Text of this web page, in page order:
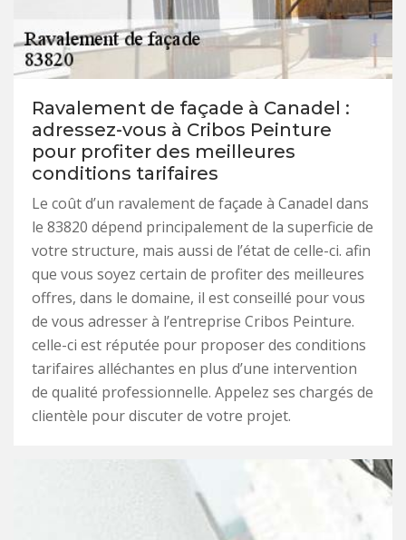
Ravalement de façade à Canadel :
adressez-vous à Cribos Peinture
pour profiter des meilleures
conditions tarifaires
Le coût d’un ravalement de façade à Canadel dans
le 83820 dépend principalement de la superficie de
votre structure, mais aussi de l’état de celle-ci. afin
que vous soyez certain de profiter des meilleures
offres, dans le domaine, il est conseillé pour vous
de vous adresser à l’entreprise Cribos Peinture.
celle-ci est réputée pour proposer des conditions
tarifaires alléchantes en plus d’une intervention
de qualité professionnelle. Appelez ses chargés de
clientèle pour discuter de votre projet.